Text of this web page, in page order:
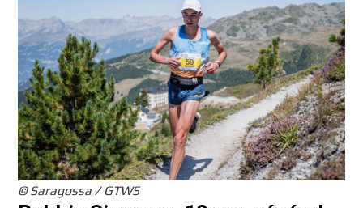
© Saragossa / GTWS